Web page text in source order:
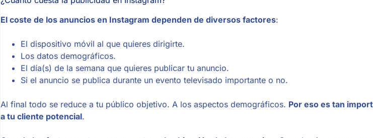
El coste de los anuncios en Instagram dependen de diversos factores:
El dispositivo móvil al que quieres dirigirte.
Los datos demográficos.
El día(s) de la semana que quieres publicar tu anuncio.
Si el anuncio se publica durante un evento televisado importante o no.
Al final todo se reduce a tu público objetivo. A los aspectos demográficos. Por eso es tan
a tu cliente potencial.